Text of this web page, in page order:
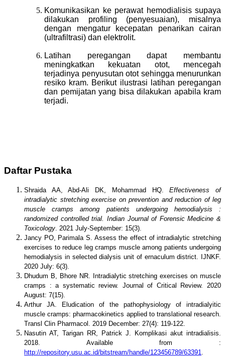
Komunikasikan ke perawat hemodialisis supaya
dilakukan profiling (penyesuaian), misalnya
dengan mengatur kecepatan penarikan cairan
(ultrafiltrasi) dan elektrolit.
Latihan peregangan dapat membantu
meningkatkan kekuatan otot, mencegah
terjadinya penyusutan otot sehingga menurunkan
resiko kram. Berikut ilustrasi latihan peregangan
dan pemijatan yang bisa dilakukan apabila kram
terjadi.
Daftar Pustaka
Shraida AA, Abd-Ali DK, Mohammad HQ.Effectiveness of
intradialytic stretching exercise on prevention and reduction of leg
muscle cramps among patients undergoing hemodialysis :
randomized controlled trial. Indian Journal of Forensic Medicine &
Toxicology . 2021 July-September: 15(3).
Jancy PO, Parimala S. Assess the effect of intradialytic stretching
exercises to reduce leg cramps muscle among patients undergoing
hemodialysis in selected dialysis unit of ernaculum district. IJNKF.
2020 July: 6(3).
Dhudum B, Bhore NR. Intradialytic stretching exercises on muscle
cramps : a systematic review. Journal of Critical Review. 2020
August: 7(15).
Arthur JA. Eludication of the pathophysiology of intradialyitic
muscle cramps: pharmacokinetics applied to translational research.
Transl Clin Pharmacol. 2019 December: 27(4): 119-122.
Nasutin AT, Tarigan RR, Patrick J. Komplikasi akut intradialisis.
2018. Available from :
http://repository.usu.ac.id/bitstream/handle/123456789/63391